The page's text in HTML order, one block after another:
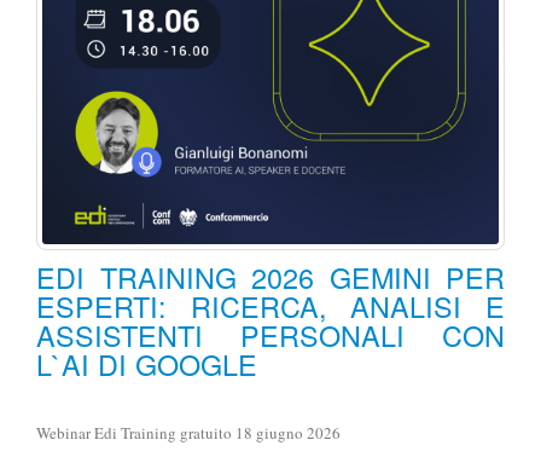
EDI TRAINING 2026 GEMINI PER
ESPERTI: RICERCA, ANALISI E
ASSISTENTI PERSONALI CON
L`AI DI GOOGLE
Webinar Edi Training gratuito 18 giugno 2026